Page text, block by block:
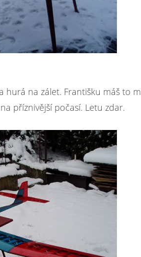
hurá na zálet. Františku máš to
příznivější počasí. Letu zdar.